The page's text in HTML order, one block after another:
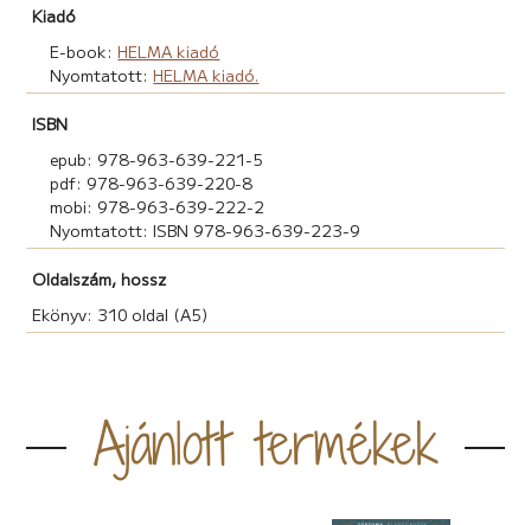
Kiadó
E-book: HELMA kiadó
Nyomtatott: HELMA kiadó.
ISBN
epub: 978-963-639-221-5
pdf: 978-963-639-220-8
mobi: 978-963-639-222-2
Nyomtatott: ISBN 978-963-639-223-9
Oldalszám, hossz
Ekönyv: 310 oldal (A5)
Ajánlott termékek